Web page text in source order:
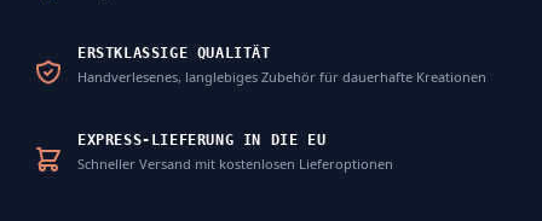
ERSTKLASSIGE QUALITÄT
Handverlesenes, langlebiges Zubehör für dauerhafte Kreationen
EXPRESS-LIEFERUNG IN DIE EU
Schneller Versand mit kostenlosen Lieferoptionen